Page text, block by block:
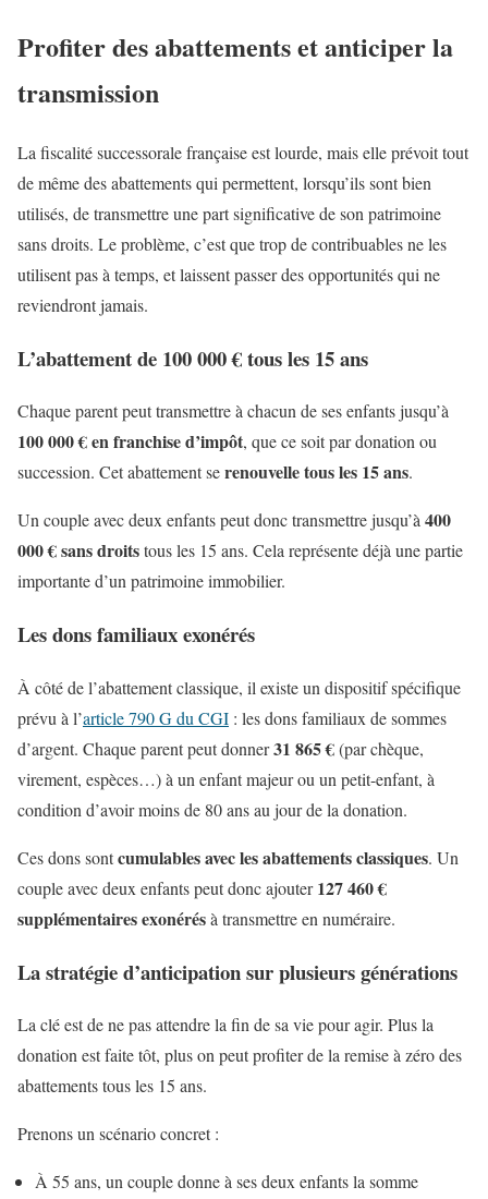
Profiter des abattements et anticiper la
transmission
La fiscalité successorale française est lourde, mais elle prévoit tout
de même des abattements qui permettent, lorsqu’ils sont bien
utilisés, de transmettre une part significative de son patrimoine
sans droits. Le problème, c’est que trop de contribuables ne les
utilisent pas à temps, et laissent passer des opportunités qui ne
reviendront jamais.
L’abattement de 100 000 € tous les 15 ans
Chaque parent peut transmettre à chacun de ses enfants jusqu’à
100 000 € en franchise d’impôt, que ce soit par donation ou
succession. Cet abattement serenouvelle tous les 15 ans.
Un couple avec deux enfants peut donc transmettre jusqu’à400
000 € sans droitstous les 15 ans. Cela représente déjà une partie
importante d’un patrimoine immobilier.
Les dons familiaux exonérés
À côté de l’abattement classique, il existe un dispositif spécifique
prévu à l’article 790 G du CGI : les dons familiaux de sommes
d’argent. Chaque parent peut donner31 865 €(par chèque,
virement, espèces…) à un enfant majeur ou un petit-enfant, à
condition d’avoir moins de 80 ans au jour de la donation.
Ces dons sontcumulables avec les abattements classiques. Un
couple avec deux enfants peut donc ajouter127 460 €
supplémentaires exonérésà transmettre en numéraire.
La stratégie d’anticipation sur plusieurs générations
La clé est de ne pas attendre la fin de sa vie pour agir. Plus la
donation est faite tôt, plus on peut profiter de la remise à zéro des
abattements tous les 15 ans.
Prenons un scénario concret :
À 55 ans, un couple donne à ses deux enfants la somme